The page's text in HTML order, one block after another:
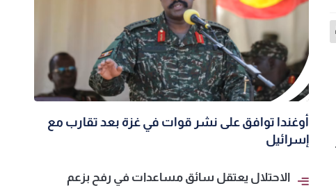
أوغندا توافق على نشر قوات في غزة بعد تقارب مع
إسرائيل
الاحتلال يعتقل سائق مساعدات في رفح بزعم